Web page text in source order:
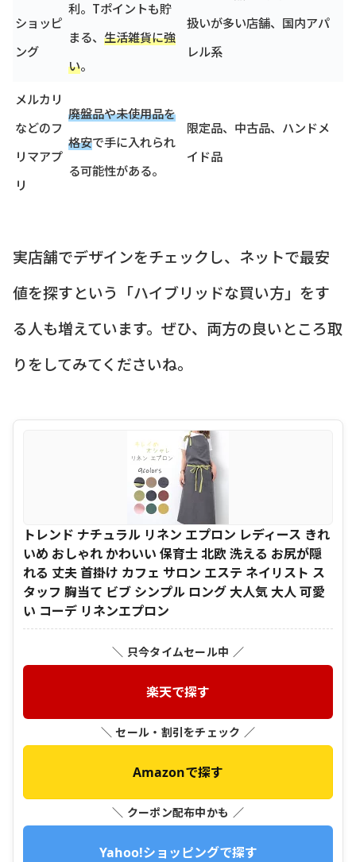
ショッピ
ング
利。Tポイントも貯
まる、 生活雑貨に強
い。
扱いが多い店舗、国内アパ
レル系
メルカリ
などのフ
リマアプ
リ
廃盤品や未使用品を
格安で手に入れられ
る可能性がある。
限定品、中古品、ハンドメ
イド品
実店舗でデザインをチェックし、ネットで最安
値を探すという「ハイブリッドな買い方」をす
る人も増えています。ぜひ、両方の良いところ取
りをしてみてくださいね。
トレンド ナチュラル リネン エプロン レディース きれ
いめ おしゃれ かわいい 保育士 北欧 洗える お尻が隠
れる 丈夫 首掛け カフェ サロン エステ ネイリスト ス
タッフ 胸当て ビブ シンプル ロング 大人気 大人 可愛
い コーデ リネンエプロン
＼ 只今タイムセール中 ／
楽天で探す
＼ セール・割引をチェック ／
Amazonで探す
＼ クーポン配布中かも ／
Yahoo!ショッピングで探す